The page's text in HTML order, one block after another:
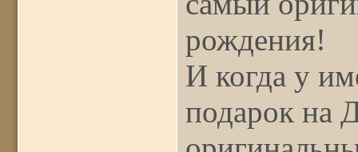
рождения!
И когда у
подарок на